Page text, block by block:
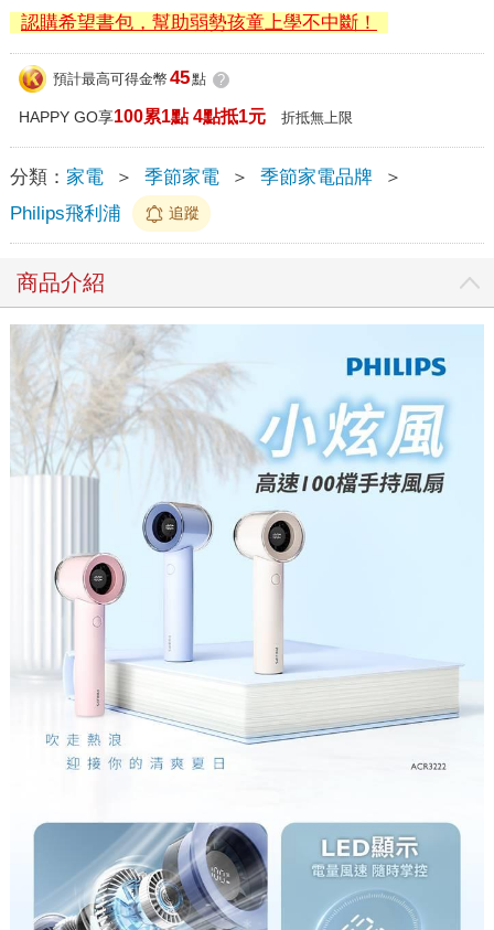
認購希望書包，幫助弱勢孩童上學不中斷！
預計最高可得金幣 45點 ?
HAPPY GO享100累1點 4點抵1元 折抵無上限
分類： 家電 ＞ 季節家電 ＞ 季節家電品牌
＞
Philips飛利浦
追蹤
商品介紹